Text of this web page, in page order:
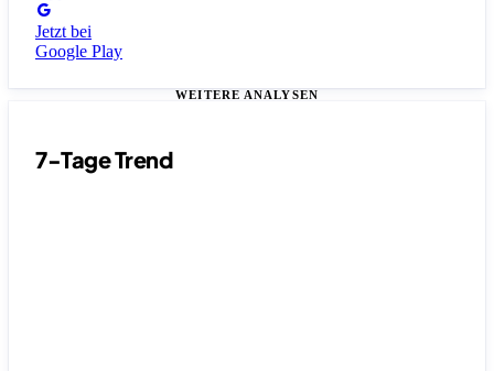
Jetzt bei
Google Play
WEITERE ANALYSEN
7-Tage Trend